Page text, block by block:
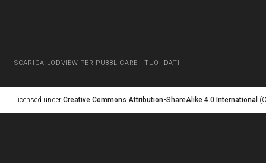
SCARICA LODVIEW PER PUBBLICARE I TUOI DATI
Licensed under Creative Commons Attribution-ShareAlike 4.0 International